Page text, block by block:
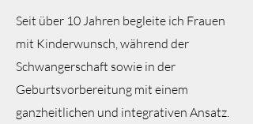
Seit über 10 Jahren begleite ich Frauen
mit Kinderwunsch, während der
Schwangerschaft sowie in der
Geburtsvorbereitung mit einem
ganzheitlichen und integrativen Ansatz.